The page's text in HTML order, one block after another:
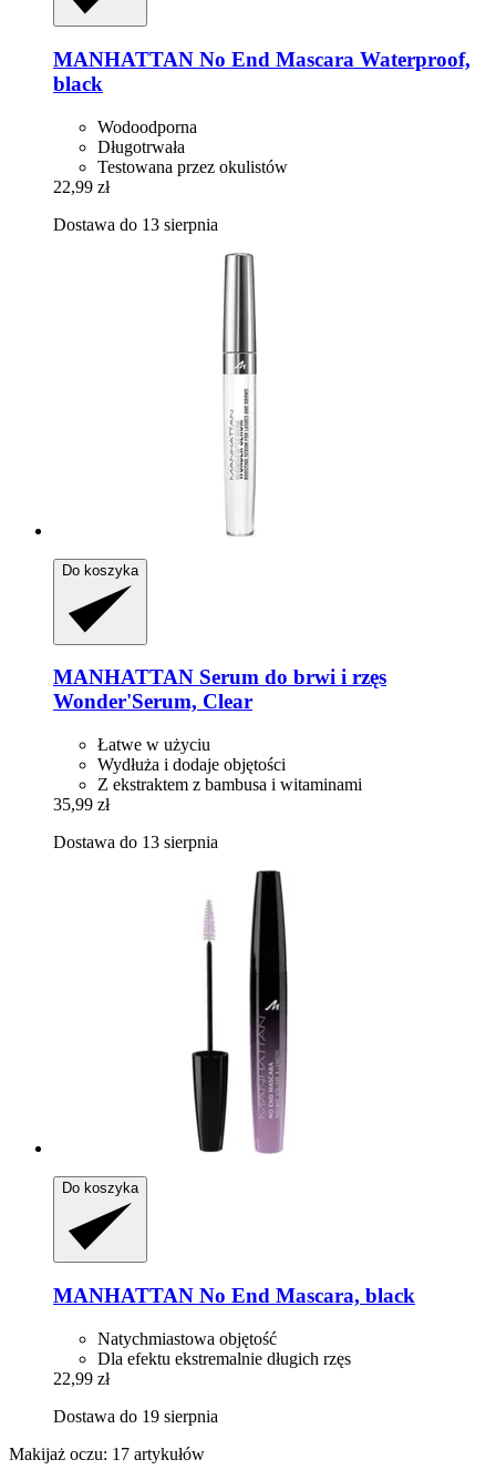
MANHATTAN No End Mascara Waterproof,
black
Wodoodporna
Długotrwała
Testowana przez okulistów
22,99 zł
Dostawa do 13 sierpnia
Do koszyka
MANHATTAN Serum do brwi i rzęs
Wonder'Serum, Clear
Łatwe w użyciu
Wydłuża i dodaje objętości
Z ekstraktem z bambusa i witaminami
35,99 zł
Dostawa do 13 sierpnia
Do koszyka
MANHATTAN No End Mascara, black
Natychmiastowa objętość
Dla efektu ekstremalnie długich rzęs
22,99 zł
Dostawa do 19 sierpnia
Makijaż oczu: 17 artykułów